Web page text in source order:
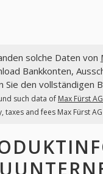
solche Daten von
Bankkonten,
Sie den vollständigen
such data of Max Fürst
taxes and fees Max Fürst